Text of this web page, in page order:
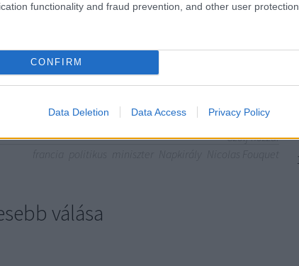
functionality and fraud prevention, and other user protection.
CONFIRM
Data Deletion Data Access Privacy Policy
a veszte.
Szólj hozzá!
válása